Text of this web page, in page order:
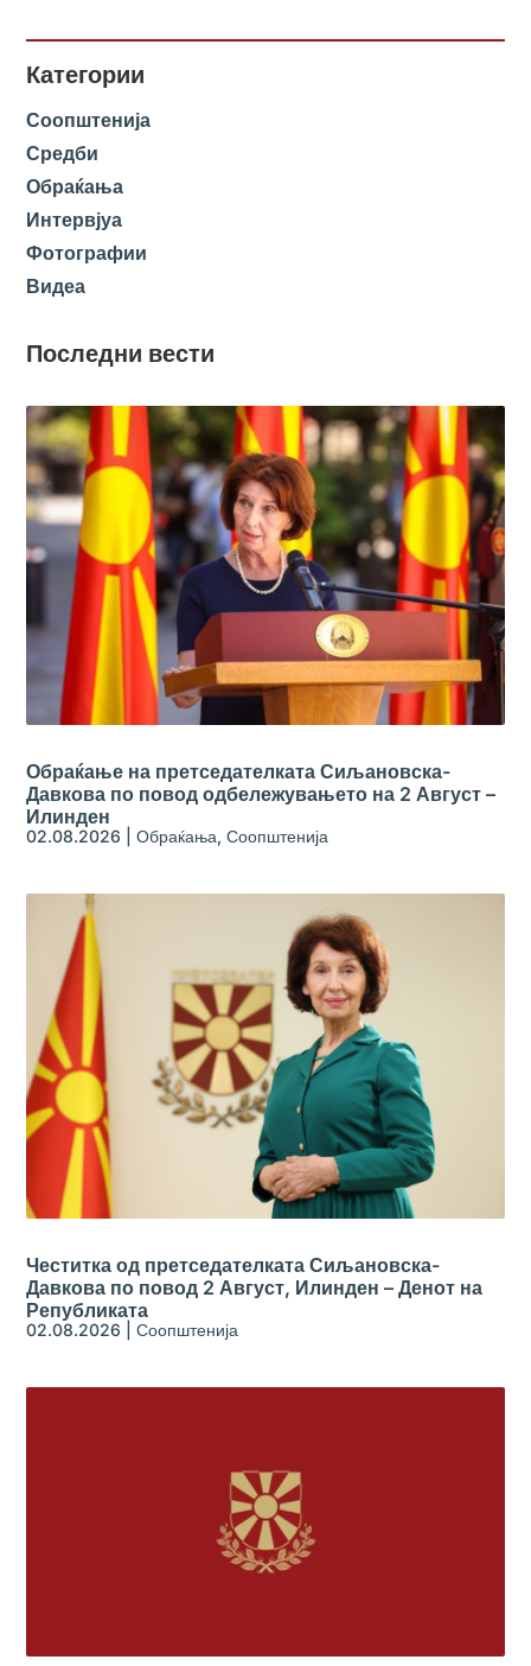
Категории
Соопштенија
Средби
Обраќања
Интервјуа
Фотографии
Видеа
Последни вести
Обраќање на претседателката Сиљановска-
Давкова по повод одбележувањето на 2 Август –
Илинден
02.08.2026 |Обраќања,Соопштенија
Честитка од претседателката Сиљановска-
Давкова по повод 2 Август, Илинден – Денот на
Републиката
02.08.2026 |Соопштенија